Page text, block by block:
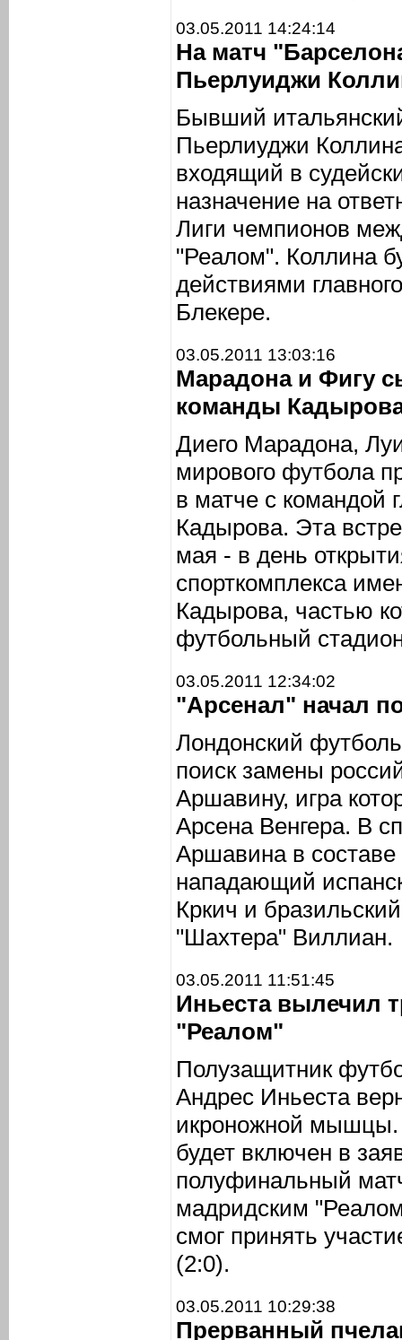
03.05.2011 14:24:14
На матч
Пьерлуиджи
Бывший
Пьерлиуджи
входящий в
назначение на
Лиги чемпионов
"Реалом". Коллина
действиями
Блекере.
03.05.2011 13:03:16
Марадона и Фигу
команды
Диего Марадона,
мирового футбола
в матче с командой
Кадырова. Эта
мая - в день
спорткомплекса
Кадырова, частью
футбольный
03.05.2011 12:34:02
"Арсенал" начал
Лондонский
поиск замены
Аршавину, игра
Арсена Венгера. В
Аршавина в
нападающий
Кркич и
"Шахтера" Виллиан.
03.05.2011 11:51:45
Иньеста вылечил
"Реалом"
Полузащитник
Андрес Иньеста
икроножной мышцы.
будет включен в
полуфинальный
мадридским
смог принять
(2:0).
03.05.2011 10:29:38
Прерванный